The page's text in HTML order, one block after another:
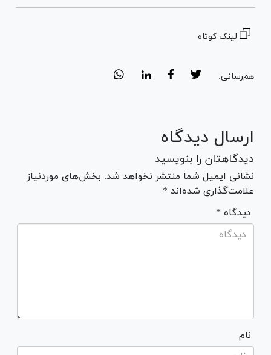
لینک کوتاه
هم‌رسانی:
ارسال دیدگاه
دیدگاهتان را بنویسید
نشانی ایمیل شما منتشر نخواهد شد. بخش‌های موردنیاز
علامت‌گذاری شده‌اند *
* دیدگاه
نام